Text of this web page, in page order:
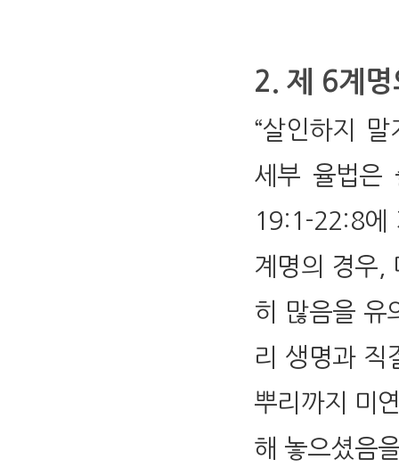
2. 제 6계명
“살인하지
세부 율법은
19:1-22:8에
계명의 경우,
히 많음을 유
리 생명과 직
뿌리까지 미
해 놓으셨음